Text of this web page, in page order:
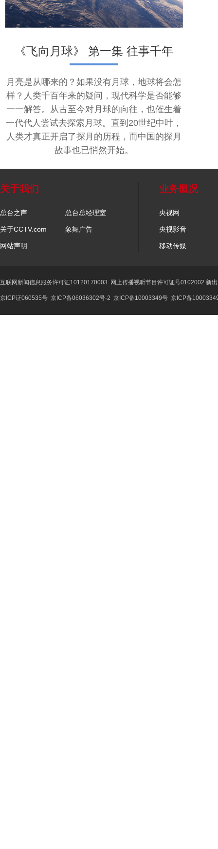
《飞向月球》 第一集 往事千年
月亮是从哪来的？如果没有月球，地球将会怎
样？人类千百年来的疑问，现代科学是否能够
一一解答。从古至今对月球的向往，也催生着
一代代人尝试去探索月球。直到20世纪中叶，
人类才真正开启了探月的历程，而中国的探月
故事也已悄然开始。
关于我们
总台之声 总台总经理室
关于CCTV.com 象舞广告
网站声明
业务概况
央视网
央视影音
移动传媒
互联网新闻信息服务许可证10120170003 网上传播视听节目许可证号0102002 新
京ICP证060535号 京ICP备06036302号-2 京ICP备10003349号 京ICP备